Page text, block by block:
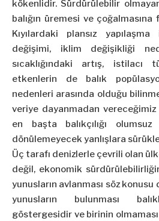
kökenlidir. Sürdürülebilir
balığın üremesi ve çoğalmasına
Kıyılardaki plansız
değişimi, iklim değişikliği
sıcaklığındaki artış,
etkenlerin de balık
nedenleri arasında olduğu
veriye dayanmadan
en başta balıkçılığı
dönülemeyecek yanlışlara
Üç tarafı denizlerle çevrili olan
değil, ekonomik
yunusların avlanması söz
yunusların bulunması
göstergesidir ve birinin